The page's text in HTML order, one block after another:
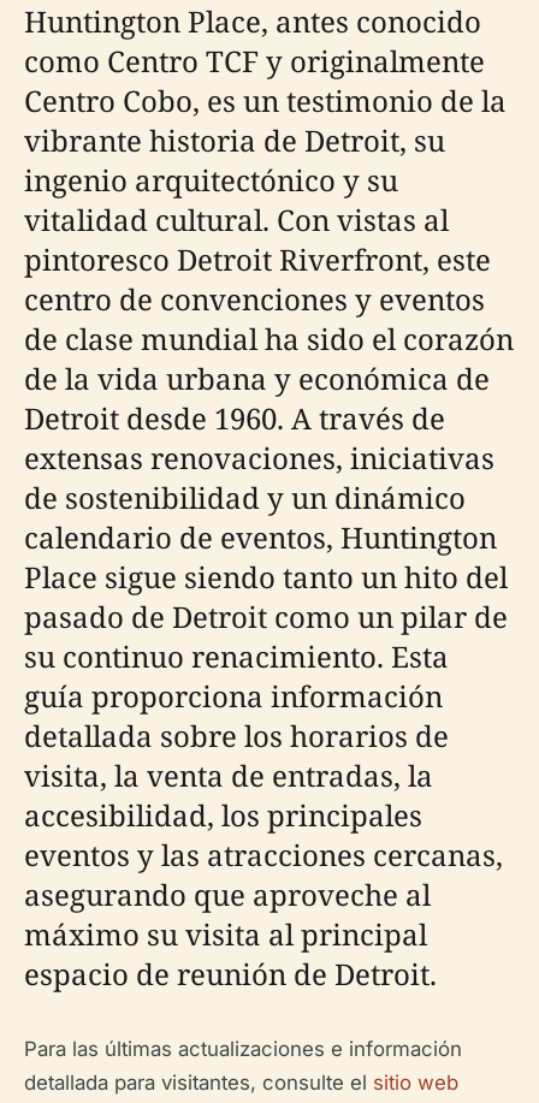
Huntington Place, antes conocido
como Centro TCF y originalmente
Centro Cobo, es un testimonio de la
vibrante historia de Detroit, su
ingenio arquitectónico y su
vitalidad cultural. Con vistas al
pintoresco Detroit Riverfront, este
centro de convenciones y eventos
de clase mundial ha sido el corazón
de la vida urbana y económica de
Detroit desde 1960. A través de
extensas renovaciones, iniciativas
de sostenibilidad y un dinámico
calendario de eventos, Huntington
Place sigue siendo tanto un hito del
pasado de Detroit como un pilar de
su continuo renacimiento. Esta
guía proporciona información
detallada sobre los horarios de
visita, la venta de entradas, la
accesibilidad, los principales
eventos y las atracciones cercanas,
asegurando que aproveche al
máximo su visita al principal
espacio de reunión de Detroit.
Para las últimas actualizaciones e información
detallada para visitantes, consulte el sitio web